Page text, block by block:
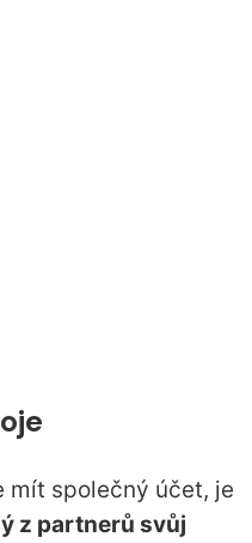
mít společný účet, je
z partnerů svůj